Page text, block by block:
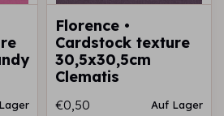
Florence •
Cardstock texture
30,5x30,5cm
Clematis
€0,50 Auf Lager